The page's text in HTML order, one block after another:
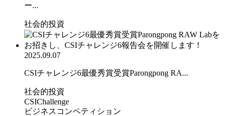
ー...
社会的投資
2025.09.07
CSIチャレンジ6最優秀賞受賞Parongpong RA...
社会的投資
CSIChallenge
ビジネスコンペティション